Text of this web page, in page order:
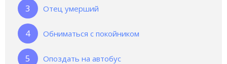
Отец умерший
Обниматься с покойником
Опоздать на автобус